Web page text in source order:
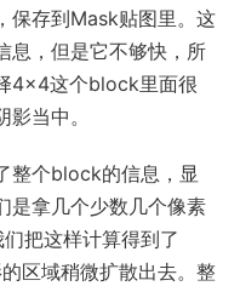
保存到Mask贴图里。这
息，但是它不够快，所
4×4这个block里面很
当中。
整个block的信息，显
是拿几个少数几个像素
把这样计算得到了
区域稍微扩散出去。整